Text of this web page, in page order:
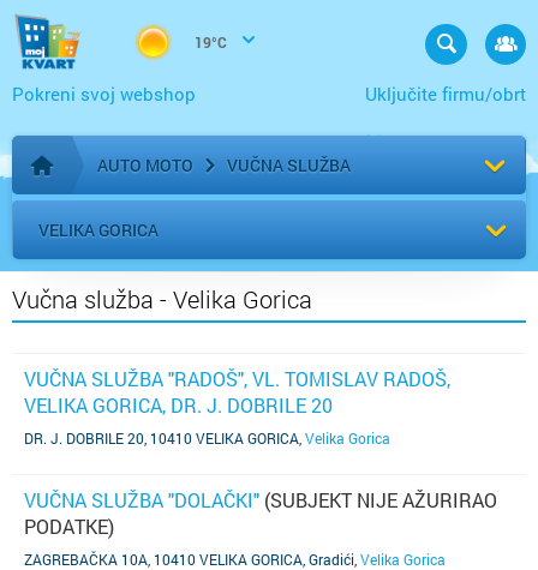
19°C
Uključite firmu/obrt
Pokreni svoj webshop
Početna stranica
AUTO MOTO VUČNA SLUŽBA
VELIKA GORICA
Vučna služba - Velika Gorica
VUČNA SLUŽBA "RADOŠ", VL. TOMISLAV RADOŠ,
VELIKA GORICA, DR. J. DOBRILE 20
DR. J. DOBRILE 20, 10410 VELIKA GORICA Velika Gorica
VUČNA SLUŽBA "DOLAČKI" (SUBJEKT NIJE AŽURIRAO
PODATKE)
ZAGREBAČKA 10A, 10410 VELIKA GORICA, Gradići Velika Gorica